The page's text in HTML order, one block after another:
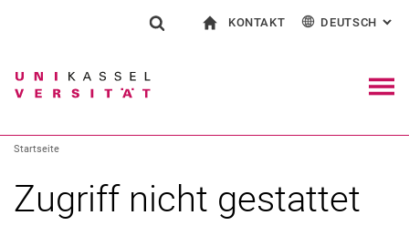
Springe direkt zu: Inhalt
Springe direkt zu: Suche
Springe direkt zu:
KONTAKT
Kontakt für Presse und Öffentlichkeit
Einrichtungen suchen
DEUTSCH :
Startseite
Zugriff nicht gestattet